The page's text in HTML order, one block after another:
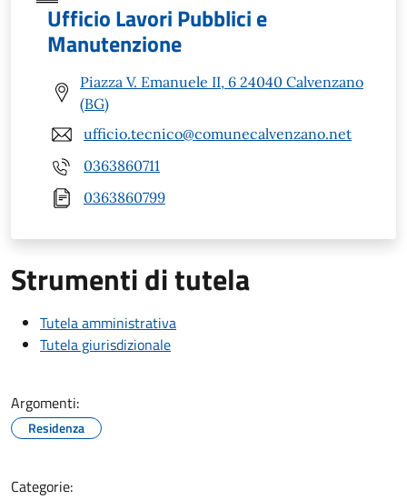
Ufficio Lavori Pubblici e
Manutenzione
Piazza V. Emanuele II, 6 24040 Calvenzano
(BG)
ufficio.tecnico@comunecalvenzano.net
0363860711
0363860799
Strumenti di tutela
Tutela amministrativa
Tutela giurisdizionale
Argomenti:
Residenza
Categorie: